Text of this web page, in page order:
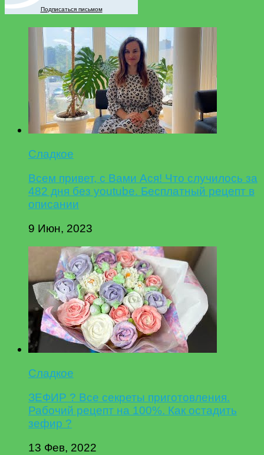
Подписаться письмом
Сладкое
Всем привет, с Вами Ася! Что случилось за
482 дня без youtube. Бесплатный рецепт в
описании
9 Июн, 2023
Сладкое
ЗЕФИР ? Все секреты приготовления.
Рабочий рецепт на 100%. Как остадить
зефир ?
13 Фев, 2022